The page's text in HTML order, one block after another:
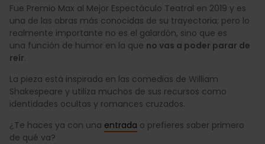
Fue Premio Max al Mejor Espectáculo Teatral en 2019 y es
una de las obras más conocidas de su trayectoria; pero lo
realmente importante no es el galardón, sino que es
una función de humor en la que no vas a poder parar de
reír.
La pieza está inspirada en las comedias de William
Shakespeare y utiliza muchos de sus recursos como
identidades ocultas y romances cruzados.
¿Te haces ya con una entrada o prefieres saber primero
de qué va?